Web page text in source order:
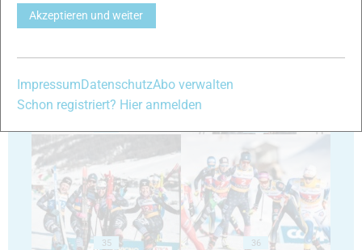
31
35 36
Akzeptieren und weiter
ImpressumDatenschutzAbo verwalten
Schon registriert? Hier anmelden